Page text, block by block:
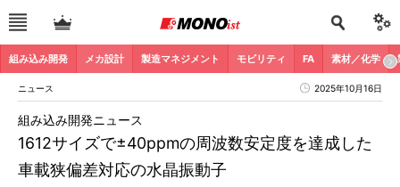
組み込み開発 メカ設計 製造マネジメント モビリティ FA 素材／化学
ニュース 2025年10月16日
1612サイズで±40ppmの周波数安定度を達成した
車載狭偏差対応の水晶振動子
組み込み開発ニュース